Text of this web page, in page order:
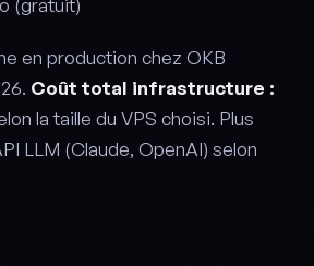
(gratuit)
en production chez OKB
Coût total infrastructure :
la taille du VPS choisi. Plus
LLM (Claude, OpenAI) selon